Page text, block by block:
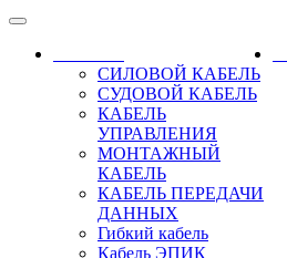
СИЛОВОЙ КАБЕЛЬ
СУДОВОЙ КАБЕЛЬ
КАБЕЛЬ
УПРАВЛЕНИЯ
МОНТАЖНЫЙ
КАБЕЛЬ
КАБЕЛЬ ПЕРЕДАЧИ
ДАННЫХ
Гибкий кабель
Кабель ЭПИК